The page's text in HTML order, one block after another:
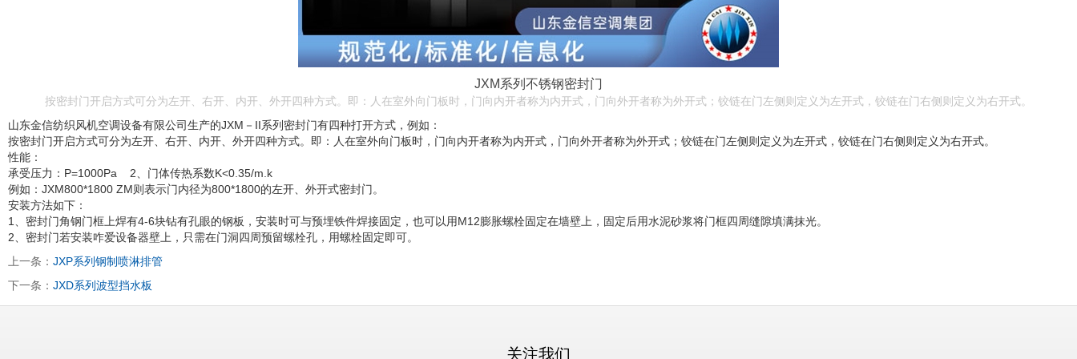
JXM系列不锈钢密封门
按密封门开启方式可分为左开、右开、内开、外开四种方式。即：人在室外向门板时，门向内开者称为内开式，门向外开者称为外开式；铰链在门左侧则定义为左开式，铰链在门右侧则定义为右开式。
山东金信纺织风机空调设备有限公司生产的JXM－II系列密封门有四种打开方式，例如：
按密封门开启方式可分为左开、右开、内开、外开四种方式。即：人在室外向门板时，门向内开者称为内开式，门向外开者称为外开式；铰链在门左侧则定义为左开式，铰链在门右侧则定义为右开式。
性能：
承受压力：P=1000Pa 2、门体传热系数K<0.35/m.k
例如：JXM800*1800 ZM则表示门内径为800*1800的左开、外开式密封门。
安装方法如下：
1、密封门角钢门框上焊有4-6块钻有孔眼的钢板，安装时可与预埋铁件焊接固定，也可以用M12膨胀螺栓固定在墙壁上，固定后用水泥砂浆将门框四周缝隙填满抹光。
2、密封门若安装咋爱设备器壁上，只需在门洞四周预留螺栓孔，用螺栓固定即可。
上一条： JXP系列钢制喷淋排管
下一条： JXD系列波型挡水板
关注我们